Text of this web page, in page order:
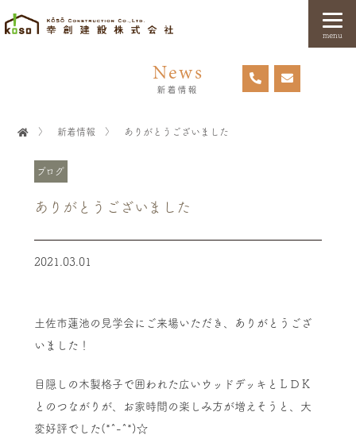
menu
News
新着情報
〉 新着情報 〉 ありがとうございました
ブログ
ありがとうございました
2021.03.01
土佐市蓮池の見学会にご来場いただき、ありがとうござ
いました！
目隠しの木製格子で囲われた広いウッドデッキとＬＤＫ
とのつながりが、お家時間の楽しみ方が増えそうと、大
変好評でした(*^-^*)☆